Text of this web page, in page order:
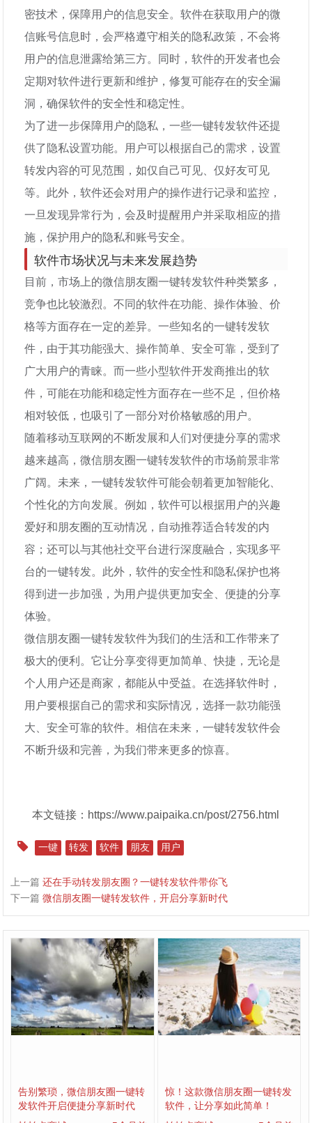
密技术，保障用户的信息安全。软件在获取用户的微
信账号信息时，会严格遵守相关的隐私政策，不会将
用户的信息泄露给第三方。同时，软件的开发者也会
定期对软件进行更新和维护，修复可能存在的安全漏
洞，确保软件的安全性和稳定性。
为了进一步保障用户的隐私，一些一键转发软件还提
供了隐私设置功能。用户可以根据自己的需求，设置
转发内容的可见范围，如仅自己可见、仅好友可见
等。此外，软件还会对用户的操作进行记录和监控，
一旦发现异常行为，会及时提醒用户并采取相应的措
施，保护用户的隐私和账号安全。
软件市场状况与未来发展趋势
目前，市场上的微信朋友圈一键转发软件种类繁多，
竞争也比较激烈。不同的软件在功能、操作体验、价
格等方面存在一定的差异。一些知名的一键转发软
件，由于其功能强大、操作简单、安全可靠，受到了
广大用户的青睐。而一些小型软件开发商推出的软
件，可能在功能和稳定性方面存在一些不足，但价格
相对较低，也吸引了一部分对价格敏感的用户。
随着移动互联网的不断发展和人们对便捷分享的需求
越来越高，微信朋友圈一键转发软件的市场前景非常
广阔。未来，一键转发软件可能会朝着更加智能化、
个性化的方向发展。例如，软件可以根据用户的兴趣
爱好和朋友圈的互动情况，自动推荐适合转发的内
容；还可以与其他社交平台进行深度融合，实现多平
台的一键转发。此外，软件的安全性和隐私保护也将
得到进一步加强，为用户提供更加安全、便捷的分享
体验。
微信朋友圈一键转发软件为我们的生活和工作带来了
极大的便利。它让分享变得更加简单、快捷，无论是
个人用户还是商家，都能从中受益。在选择软件时，
用户要根据自己的需求和实际情况，选择一款功能强
大、安全可靠的软件。相信在未来，一键转发软件会
不断升级和完善，为我们带来更多的惊喜。
本文链接：https://www.paipaika.cn/post/2756.html
一键 转发 软件 朋友 用户
上一篇还在手动转发朋友圈？一键转发软件带你飞
下一篇微信朋友圈一键转发软件，开启分享新时代
告别繁琐，微信朋友圈一键转
发软件开启便捷分享新时代
惊！这款微信朋友圈一键转发
软件，让分享如此简单！